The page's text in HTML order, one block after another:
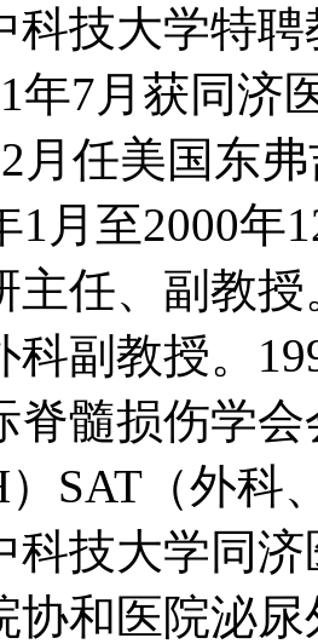
科技大学特
年7月获同济
月任美国东
1月至2000
主任、副教
科副教授。
脊髓损伤学
SAT（外科
科技大学同
协和医院泌